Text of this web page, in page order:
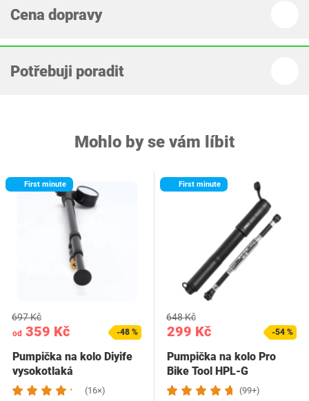
Cena dopravy
Potřebuji poradit
Mohlo by se vám líbit
First minute
od 359 Kč
697 Kč
-48 %
Pumpička na kolo Diyife
vysokotlaká
(16×)
First minute
299 Kč
648 Kč
-54 %
Pumpička na kolo Pro
Bike Tool HPL-G
(99+)